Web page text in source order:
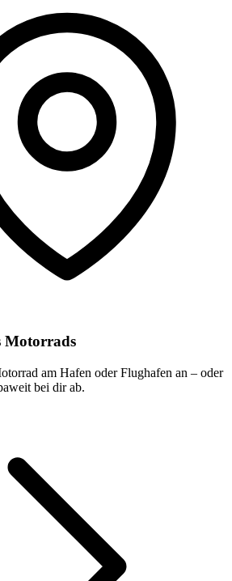
Motorrads
am Hafen oder Flughafen an – oder
bei dir ab.